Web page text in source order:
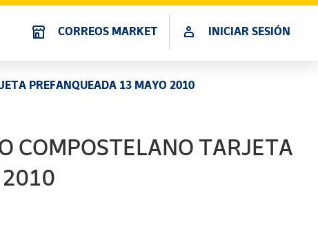
CORREOS MARKET INICIAR SESIÓN
PREFANQUEADA 13 MAYO 2010
TARJETA
2010